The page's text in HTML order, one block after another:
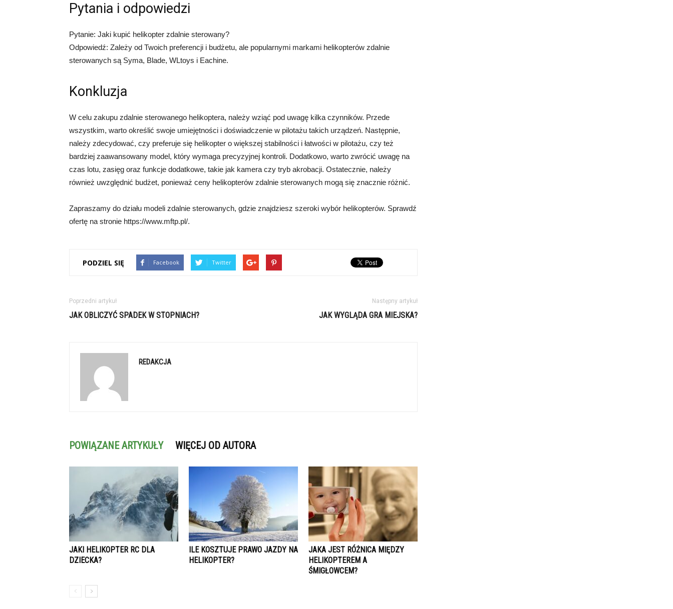
Pytania i odpowiedzi
Pytanie: Jaki kupić helikopter zdalnie sterowany?
Odpowiedź: Zależy od Twoich preferencji i budżetu, ale popularnymi markami helikopterów zdalnie
sterowanych są Syma, Blade, WLtoys i Eachine.
Konkluzja
W celu zakupu zdalnie sterowanego helikoptera, należy wziąć pod uwagę kilka czynników. Przede
wszystkim, warto określić swoje umiejętności i doświadczenie w pilotażu takich urządzeń. Następnie,
należy zdecydować, czy preferuje się helikopter o większej stabilności i łatwości w pilotażu, czy też
bardziej zaawansowany model, który wymaga precyzyjnej kontroli. Dodatkowo, warto zwrócić uwagę na
czas lotu, zasięg oraz funkcje dodatkowe, takie jak kamera czy tryb akrobacji. Ostatecznie, należy
również uwzględnić budżet, ponieważ ceny helikopterów zdalnie sterowanych mogą się znacznie różnić.
Zapraszamy do działu modeli zdalnie sterowanych, gdzie znajdziesz szeroki wybór helikopterów. Sprawdź
ofertę na stronie https://www.mftp.pl/.
PODZIEL SIĘ Facebook Twitter
Poprzedni artykuł
JAK OBLICZYĆ SPADEK W STOPNIACH?
Następny artykuł
JAK WYGLĄDA GRA MIEJSKA?
REDAKCJA
POWIĄZANE ARTYKUŁY WIĘCEJ OD AUTORA
JAKI HELIKOPTER RC DLA
DZIECKA?
ILE KOSZTUJE PRAWO JAZDY NA
HELIKOPTER?
JAKA JEST RÓŻNICA MIĘDZY
HELIKOPTEREM A
ŚMIGŁOWCEM?